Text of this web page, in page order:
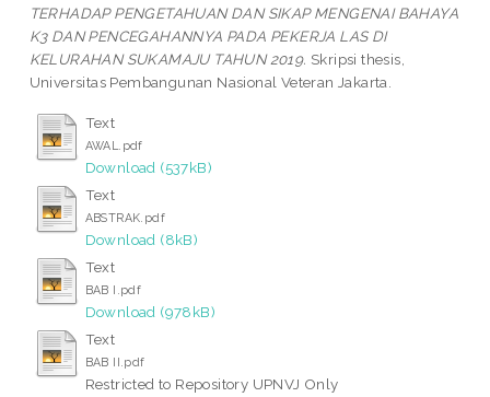
TERHADAP PENGETAHUAN DAN SIKAP MENGENAI BAHAYA
K3 DAN PENCEGAHANNYA PADA PEKERJA LAS DI
KELURAHAN SUKAMAJU TAHUN 2019. Skripsi thesis,
Universitas Pembangunan Nasional Veteran Jakarta.
Text
AWAL.pdf
Download (537kB)
Text
ABSTRAK.pdf
Download (8kB)
Text
BAB I.pdf
Download (978kB)
Text
BAB II.pdf
Restricted to Repository UPNVJ Only